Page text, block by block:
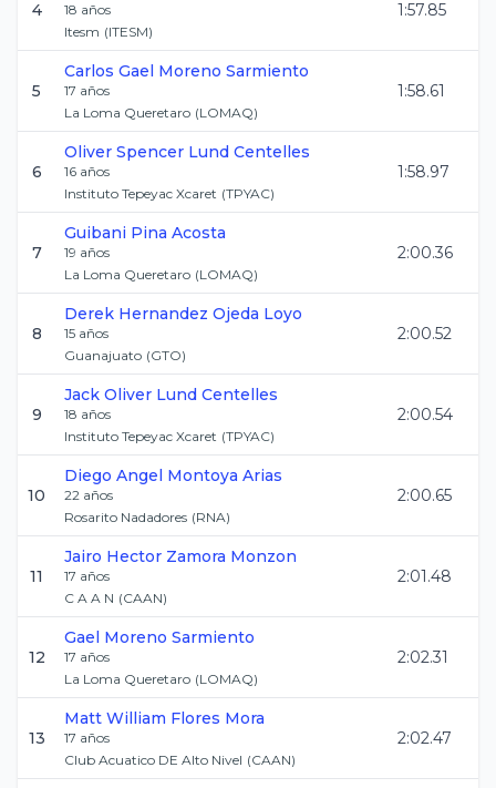
4 18 años
Itesm (ITESM)
1:57.85
5
Carlos Gael Moreno Sarmiento
17 años
La Loma Queretaro (LOMAQ)
1:58.61
6
Oliver Spencer Lund Centelles
16 años
Instituto Tepeyac Xcaret (TPYAC)
1:58.97
7
Guibani Pina Acosta
19 años
La Loma Queretaro (LOMAQ)
2:00.36
8
Derek Hernandez Ojeda Loyo
15 años
Guanajuato (GTO)
2:00.52
9
Jack Oliver Lund Centelles
18 años
Instituto Tepeyac Xcaret (TPYAC)
2:00.54
10
Diego Angel Montoya Arias
22 años
Rosarito Nadadores (RNA)
2:00.65
11
Jairo Hector Zamora Monzon
17 años
C A A N (CAAN)
2:01.48
12
Gael Moreno Sarmiento
17 años
La Loma Queretaro (LOMAQ)
2:02.31
13
Matt William Flores Mora
17 años
Club Acuatico DE Alto Nivel (CAAN)
2:02.47